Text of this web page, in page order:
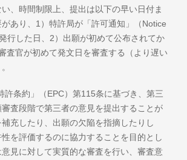
、時間制限上、提出は以下の早い日付ま
あり、1）特許局が「許可通知」（Notice
行した日、2）出願が初めて公布されてか
査官が初めて発文日を審査する（より遅い
許条約」（EPC）第115条に基づき、第三
査段階で第三者の意見を提出することが
充したり、出願の欠陥を指摘したりし
を評価するのに協力することを目的とし
見に対して実質的な審査を行い、審査意